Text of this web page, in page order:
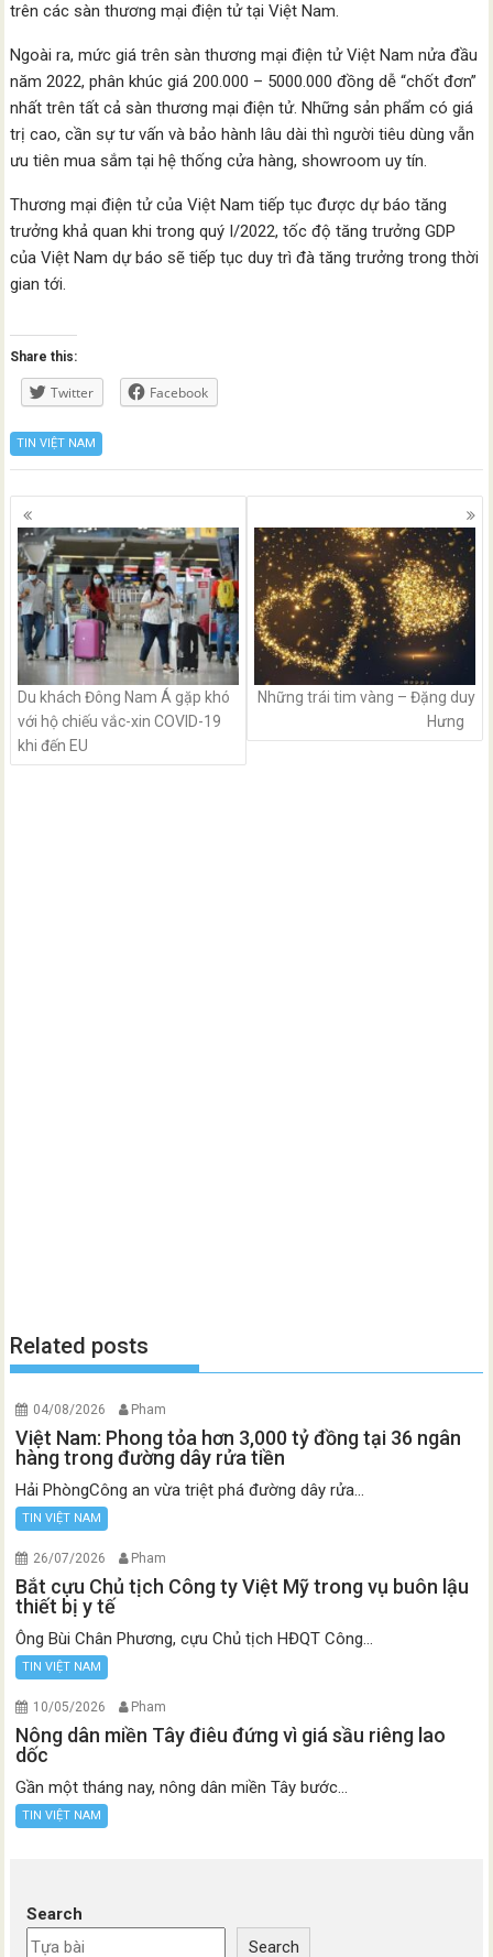
trên các sàn thương mại điện tử tại Việt Nam.
Ngoài ra, mức giá trên sàn thương mại điện tử Việt Nam nửa đầu
năm 2022, phân khúc giá 200.000 – 5000.000 đồng dễ “chốt đơn”
nhất trên tất cả sàn thương mại điện tử. Những sản phẩm có giá
trị cao, cần sự tư vấn và bảo hành lâu dài thì người tiêu dùng vẫn
ưu tiên mua sắm tại hệ thống cửa hàng, showroom uy tín.
Thương mại điện tử của Việt Nam tiếp tục được dự báo tăng
trưởng khả quan khi trong quý I/2022, tốc độ tăng trưởng GDP
của Việt Nam dự báo sẽ tiếp tục duy trì đà tăng trưởng trong thời
gian tới.
Share this:
Twitter Facebook
TIN VIỆT NAM
Posts
navigation
Du khách Đông Nam Á gặp khó
với hộ chiếu vắc-xin COVID-19
khi đến EU
Những trái tim vàng – Đặng duy
Hưng
Related posts
04/08/2026 Pham
Việt Nam: Phong tỏa hơn 3,000 tỷ đồng tại 36 ngân
hàng trong đường dây rửa tiền
Hải PhòngCông an vừa triệt phá đường dây rửa...
TIN VIỆT NAM
26/07/2026 Pham
Bắt cựu Chủ tịch Công ty Việt Mỹ trong vụ buôn lậu
thiết bị y tế
Ông Bùi Chân Phương, cựu Chủ tịch HĐQT Công...
TIN VIỆT NAM
10/05/2026 Pham
Nông dân miền Tây điêu đứng vì giá sầu riêng lao
dốc
Gần một tháng nay, nông dân miền Tây bước...
TIN VIỆT NAM
Search
Search